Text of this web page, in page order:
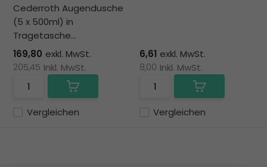
Cederroth Augendusche
(5 x 500ml) in
Tragetasche...
Vergleichen
169,80 exkl. MwSt.
205,45 Inkl. MwSt.
Vergleichen
6,61 exkl. MwSt.
8,00 Inkl. MwSt.